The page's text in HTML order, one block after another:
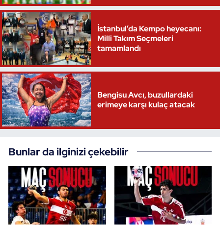
İstanbul’da Kempo heyecanı:
Milli Takım Seçmeleri
tamamlandı
Bengisu Avcı, buzullardaki
erimeye karşı kulaç atacak
Bunlar da ilginizi çekebilir
Oryantiring
Özel Sporcular
Paralimpik
Ragbi
Satranç
Sualtı Sporları
Tekvando
Tenis